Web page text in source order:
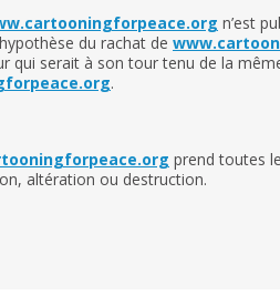
n’est
du rachat de
qui serait à son tour tenu de la
.
prend toutes
altération ou destruction.